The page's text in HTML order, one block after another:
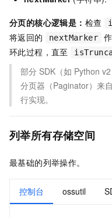
分页的核心逻辑是： 检查
将返回的
nextMarker
环此过程，直至
部分 SDK（如 Python
分页器（Paginator）来
行实现。
列举所有存储空间
最基础的列举操作。
控制台 ossutil